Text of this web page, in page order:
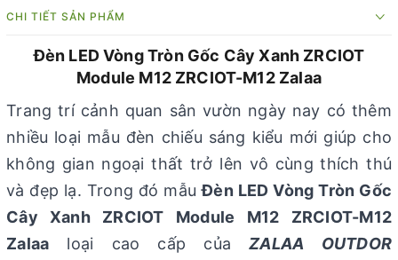
CHI TIẾT SẢN PHẨM
Đèn LED Vòng Tròn Gốc Cây Xanh ZRCIOT
Module M12 ZRCIOT-M12 Zalaa
Trang trí cảnh quan sân vườn ngày nay có thêm
nhiều loại mẫu đèn chiếu sáng kiểu mới giúp cho
không gian ngoại thất trở lên vô cùng thích thú
và đẹp lạ. Trong đó mẫuĐèn LED Vòng Tròn Gốc
Cây Xanh ZRCIOT Module M12 ZRCIOT-M12
Zalaa loại cao cấp củaZALAA OUTDOR